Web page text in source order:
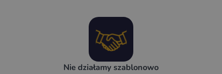
Nie działamy szablonowo